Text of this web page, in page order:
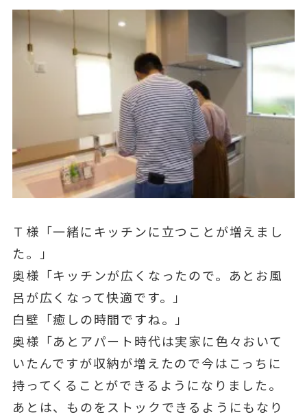
Ｔ様「一緒にキッチンに立つことが増えまし
た。」
奥様「キッチンが広くなったので。あとお風
呂が広くなって快適です。」
白壁「癒しの時間ですね。」
奥様「あとアパート時代は実家に色々おいて
いたんですが収納が増えたので今はこっちに
持ってくることができるようになりました。
あとは、ものをストックできるようにもなり